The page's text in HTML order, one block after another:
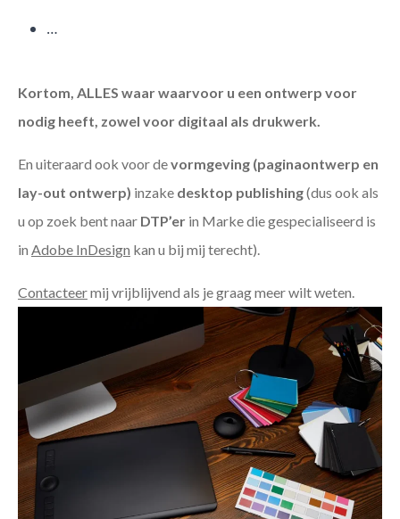
…
Kortom, ALLES waar waarvoor u een ontwerp voor
nodig heeft, zowel voor digitaal als drukwerk.
En uiteraard ook voor devormgeving (paginaontwerp en
lay-out ontwerp) inzake desktop publishing(dus ook als
u op zoek bent naar DTP’er in Marke die gespecialiseerd is
in Adobe InDesign kan u bij mij terecht).
Contacteermij vrijblijvend als je graag meer wilt weten.